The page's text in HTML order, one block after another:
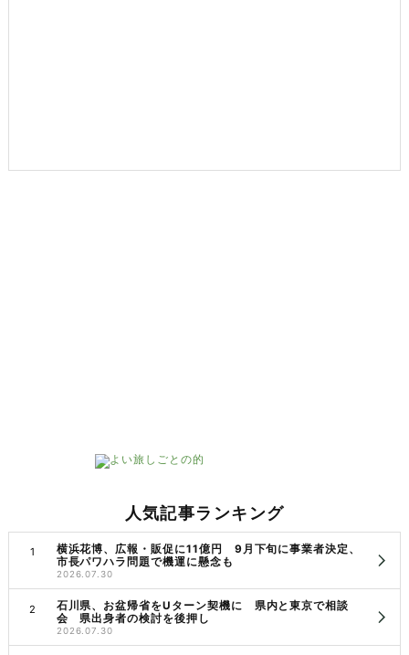
人気記事ランキング
横浜花博、広報・販促に11億円 9月下旬に事業者決定、
市長パワハラ問題で機運に懸念も
2026.07.30
石川県、お盆帰省をUターン契機に 県内と東京で相談
会 県出身者の検討を後押し
2026.07.30